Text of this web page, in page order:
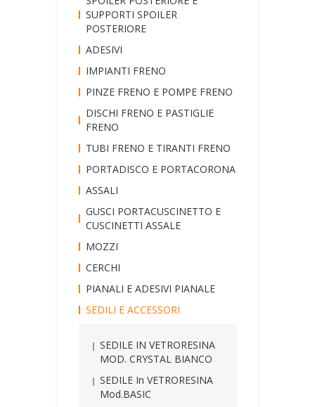
SUPPORTI SPOILER
POSTERIORE
ADESIVI
IMPIANTI FRENO
PINZE FRENO E POMPE FRENO
DISCHI FRENO E PASTIGLIE
FRENO
TUBI FRENO E TIRANTI FRENO
PORTADISCO E PORTACORONA
ASSALI
GUSCI PORTACUSCINETTO E
CUSCINETTI ASSALE
MOZZI
CERCHI
PIANALI E ADESIVI PIANALE
SEDILI E ACCESSORI
SEDILE IN VETRORESINA
MOD. CRYSTAL BIANCO
SEDILE In VETRORESINA
Mod.BASIC